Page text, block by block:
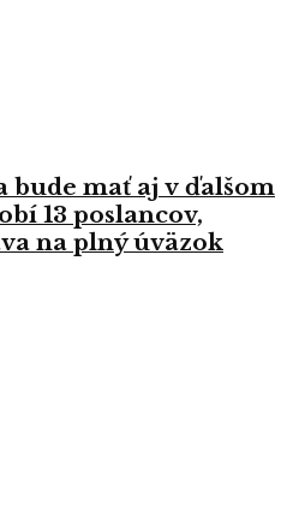
bude mať aj v ďalšom
13 poslancov,
na plný úväzok